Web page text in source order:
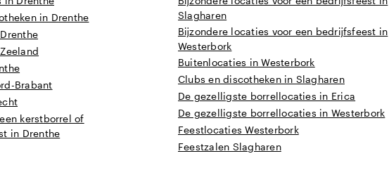
in Drenthe
Brabant
kerstborrel of
in Drenthe
Slagharen
Bijzondere locaties voor een bedrijfsfeest in
Westerbork
Buitenlocaties in Westerbork
Clubs en discotheken in Slagharen
De gezelligste borrellocaties in Erica
De gezelligste borrellocaties in Westerbork
Feestlocaties Westerbork
Feestzalen Slagharen